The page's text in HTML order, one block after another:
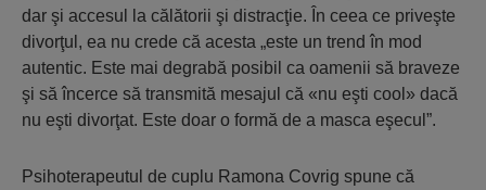
dar şi accesul la călătorii şi distracţie. În ceea ce priveşte
divorţul, ea nu crede că acesta „este un trend în mod
autentic. Este mai degrabă posibil ca oamenii să braveze
şi să încerce să transmită mesajul că «nu eşti cool» dacă
nu eşti divorţat. Este doar o formă de a masca eşecul”.
Psihoterapeutul de cuplu Ramona Covrig spune că